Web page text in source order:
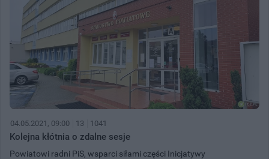
04.05.2021, 09:00 13 1041
Kolejna kłótnia o zdalne sesje
Powiatowi radni PiS, wsparci siłami części Inicjatywy